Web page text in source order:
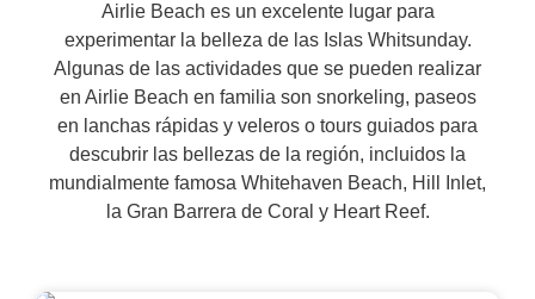
Airlie Beach es un excelente lugar para
experimentar la belleza de las Islas Whitsunday.
Algunas de las actividades que se pueden realizar
en Airlie Beach en familia son snorkeling, paseos
en lanchas rápidas y veleros o tours guiados para
descubrir las bellezas de la región, incluidos la
mundialmente famosa Whitehaven Beach, Hill Inlet,
la Gran Barrera de Coral y Heart Reef.